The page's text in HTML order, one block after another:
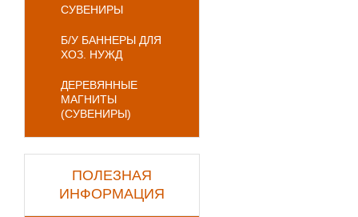
СУВЕНИРЫ
Б/У БАННЕРЫ ДЛЯ
ХОЗ. НУЖД
ДЕРЕВЯННЫЕ
МАГНИТЫ
(СУВЕНИРЫ)
ПОЛЕЗНАЯ
ИНФОРМАЦИЯ